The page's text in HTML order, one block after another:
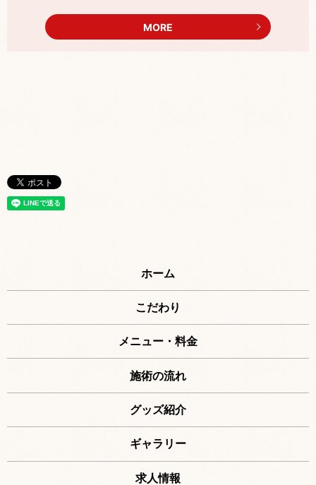
MORE
ホーム
こだわり
メニュー・料金
施術の流れ
グッズ紹介
ギャラリー
求人情報